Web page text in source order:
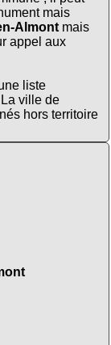
mais
Almontmais
appel aux
liste
ville de
hors territoire